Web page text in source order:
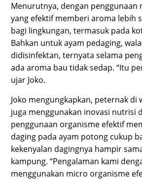
Menurutnya, dengan penggunaan
yang efektif memberi aroma lebih
bagi lingkungan, termasuk pada
Bahkan untuk ayam pedaging,
didisinfektan, ternyata selama
ada aroma bau tidak sedap. “Itu
ujar Joko.
Joko mengungkapkan, peternak di
juga menggunakan inovasi nutrisi
penggunaan organisme efektif
daging pada ayam potong cukup
kekenyalan dagingnya hampir
kampung. “Pengalaman kami
menggunakan micro organisme